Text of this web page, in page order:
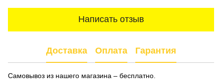
Написать отзыв
Доставка Оплата Гарантия
Самовывоз из нашего магазина – бесплатно.